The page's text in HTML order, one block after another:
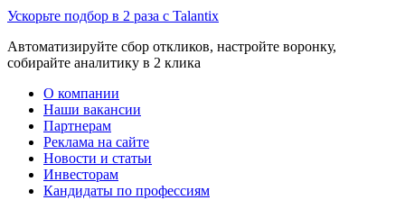
Ускорьте подбор в 2 раза с Talantix
Автоматизируйте сбор откликов, настройте воронку,
собирайте аналитику в 2 клика
О компании
Наши вакансии
Партнерам
Реклама на сайте
Новости и статьи
Инвесторам
Кандидаты по профессиям